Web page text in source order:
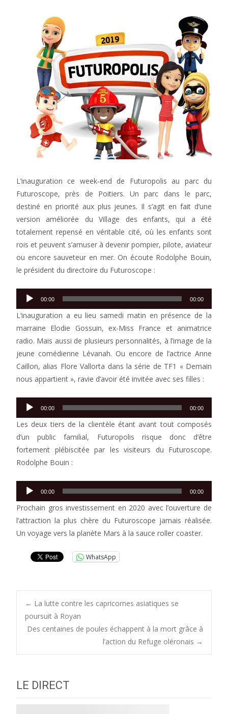
L’inauguration ce week-end de Futuropolis au parc du
Futuroscope, près de Poitiers. Un parc dans le parc,
destiné en priorité aux plus jeunes. Il s’agit en fait d’une
version améliorée du Village des enfants, qui a été
totalement repensé en véritable cité, où les enfants sont
rois et peuvent s’amuser à devenir pompier, pilote, aviateur
ou encore sauveteur en mer. On écoute Rodolphe Bouin,
le président du directoire du Futuroscope :
Lecteur
audio
00:00 00:00
L’inauguration a eu lieu samedi matin en présence de la
marraine Elodie Gossuin, ex-Miss France et animatrice
radio. Mais aussi de plusieurs personnalités, à l’image de la
jeune comédienne Lévanah. Ou encore de l’actrice Anne
Caillon, alias Flore Vallorta dans la série de TF1 « Demain
nous appartient », ravie d’avoir été invitée avec ses filles :
Lecteur
audio
00:00 00:00
Les deux tiers de la clientèle étant avant tout composés
d’un public familial, Futuropolis risque donc d’être
fortement plébiscitée par les visiteurs du Futuroscope.
Rodolphe Bouin :
Lecteur
audio
00:00 00:00
Prochain gros investissement en 2020 avec l’ouverture de
l’attraction la plus chère du Futuroscope jamais réalisée.
Un voyage vers la planète Mars à la sauce roller coaster.
WhatsApp
Post
navigation
← La lutte contre les capricornes asiatiques se
poursuit à Royan
Des centaines de poules échappent à la mort grâce à
l’action du Refuge oléronais →
LE DIRECT